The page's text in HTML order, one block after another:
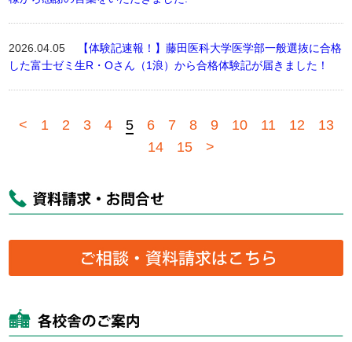
2026.04.05
【体験記速報！】藤田医科大学医学部一般選抜に合格
した富士ゼミ生R・Oさん（1浪）から合格体験記が届きました！
< 1 2 3 4 5 6 7 8 9 10 11 12
13
14
15 >